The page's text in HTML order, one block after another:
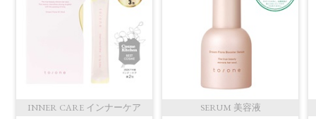
INNER CARE インナーケア SERUM 美容液